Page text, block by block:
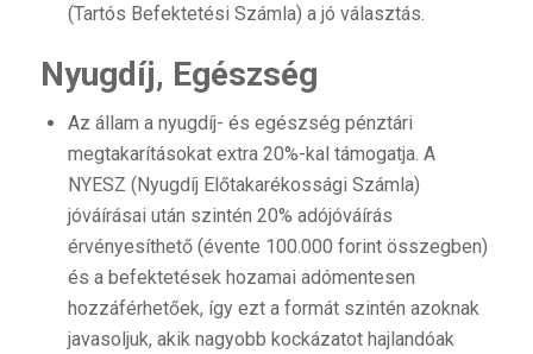
(Tartós Befektetési Számla) a jó választás.
Nyugdíj, Egészség
Az állam a nyugdíj- és egészség pénztári
megtakarításokat extra 20%-kal támogatja. A
NYESZ (Nyugdíj Előtakarékossági Számla)
jóváírásai után szintén 20% adójóváírás
érvényesíthető (évente 100.000 forint összegben)
és a befektetések hozamai adómentesen
hozzáférhetőek, így ezt a formát szintén azoknak
javasoljuk, akik nagyobb kockázatot hajlandóak